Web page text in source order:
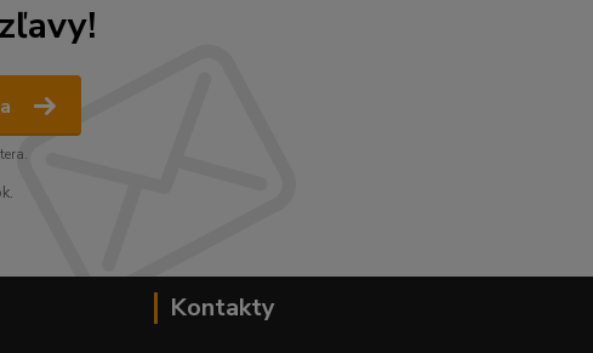
Kontakty